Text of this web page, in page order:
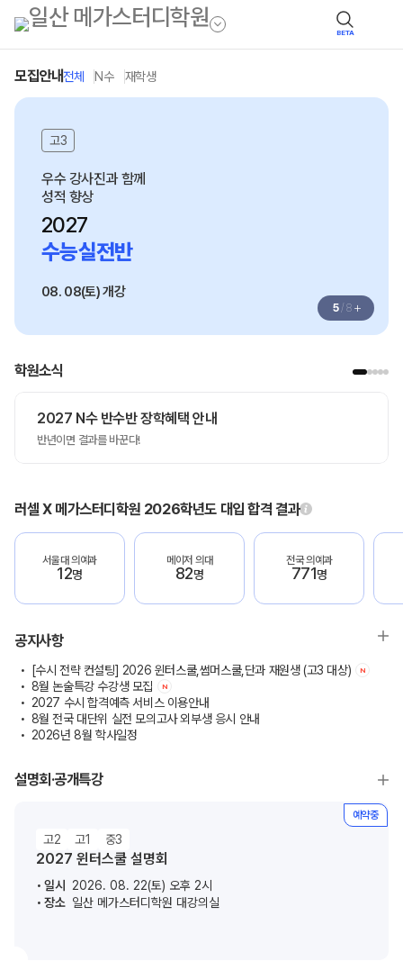
BETA
모집안내전체 N수 재학생
고3
우수 강사진과 함께
성적 향상
2027
수능실전반
08. 08(토) 개강
5/ 8 +
학원소식
2027 N수 반수반 장학혜택 안내
반년이면 결과를 바꾼다!
러셀 X 메가스터디학원 2026학년도 대입 합격 결과
서울대 의예과
12명
메이저 의대
82명
전국 의예과
771명
공지사항
[수시 전략 컨설팅] 2026 윈터스쿨,썸머스쿨,단과 재원생 (고3 대상) N
8월 논술특강 수강생 모집 N
2027 수시 합격예측 서비스 이용안내
8월 전국 대단위 실전 모의고사 외부생 응시 안내
2026년 8월 학사일정
설명회·공개특강
고2 고1 중3
2027 윈터스쿨 설명회
일시 2026. 08. 22(토) 오후 2시
장소 일산 메가스터디학원 대강의실
예약중